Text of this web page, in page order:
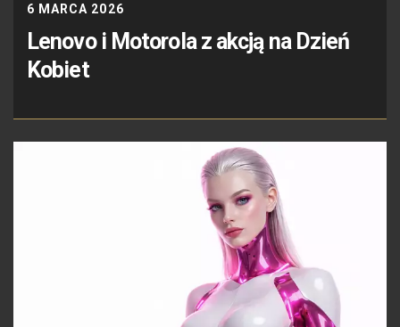
6 MARCA 2026
Lenovo i Motorola z akcją na Dzień
Kobiet